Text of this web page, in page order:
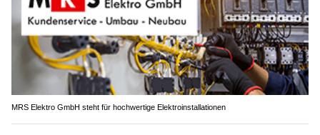
MRS Elektro GmbH steht für hochwertige Elektroinstallationen